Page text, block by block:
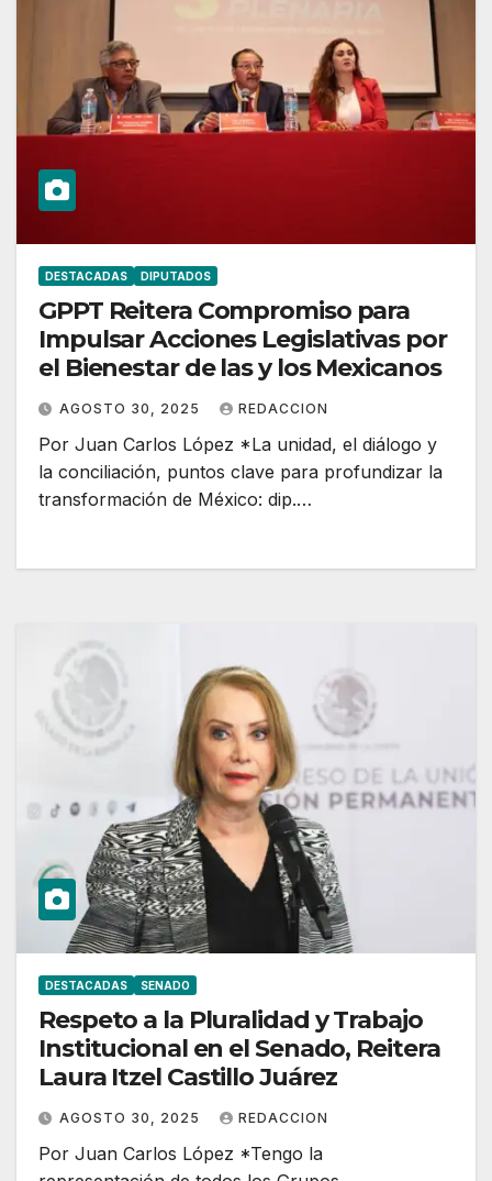
DESTACADAS DIPUTADOS
GPPT Reitera Compromiso para
Impulsar Acciones Legislativas por
el Bienestar de las y los Mexicanos
AGOSTO 30, 2025 REDACCION
Por Juan Carlos López *La unidad, el diálogo y
la conciliación, puntos clave para profundizar la
transformación de México: dip.…
DESTACADAS SENADO
Respeto a la Pluralidad y Trabajo
Institucional en el Senado, Reitera
Laura Itzel Castillo Juárez
AGOSTO 30, 2025 REDACCION
Por Juan Carlos López *Tengo la